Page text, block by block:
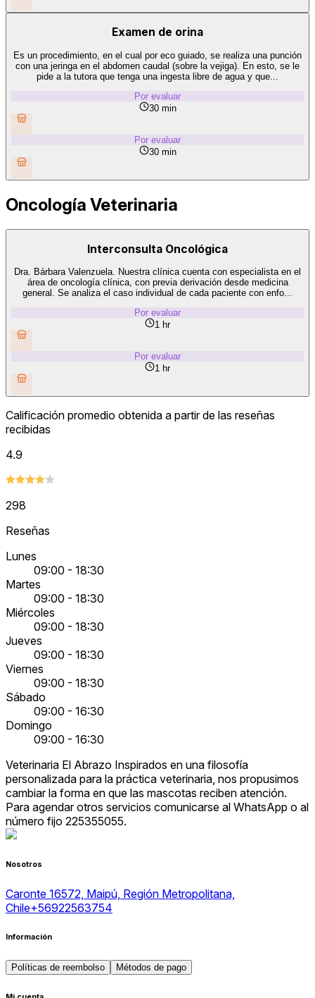
Examen de orina
Es un procedimiento, en el cual por eco guiado, se realiza una punción
con una jeringa en el abdomen caudal (sobre la vejiga). En esto, se le
pide a la tutora que tenga una ingesta libre de agua y que...
Por evaluar
30 min
Por evaluar
30 min
Oncología Veterinaria
Interconsulta Oncológica
Dra. Bárbara Valenzuela. Nuestra clínica cuenta con especialista en el
área de oncología clínica, con previa derivación desde medicina
general. Se analiza el caso individual de cada paciente con enfo...
Por evaluar
1 hr
Por evaluar
1 hr
Calificación promedio obtenida a partir de las reseñas
recibidas
4.9
298
Reseñas
Lunes
09:00 - 18:30
Martes
09:00 - 18:30
Miércoles
09:00 - 18:30
Jueves
09:00 - 18:30
Viernes
09:00 - 18:30
Sábado
09:00 - 16:30
Domingo
09:00 - 16:30
Veterinaria El Abrazo Inspirados en una filosofía
personalizada para la práctica veterinaria, nos propusimos
cambiar la forma en que las mascotas reciben atención.
Para agendar otros servicios comunicarse al WhatsApp o al
número fijo 225355055.
Nosotros
Caronte 16572, Maipú, Región Metropolitana,
Chile+56922563754
Información
Políticas de reembolso Métodos de pago